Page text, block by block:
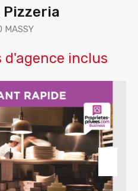
Pizzeria
MASSY
inclus